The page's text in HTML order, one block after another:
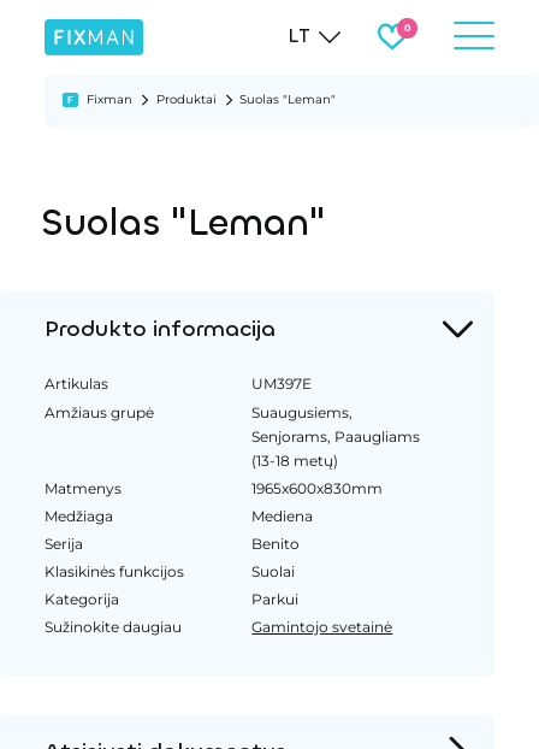
LT
Fixman Produktai Suolas "Leman"
Suolas "Leman"
Produkto informacija
Artikulas
UM397E
Amžiaus grupė
Suaugusiems,
Senjorams, Paaugliams
(13-18 metų)
Matmenys
1965x600x830mm
Medžiaga
Mediena
Serija
Benito
Klasikinės funkcijos
Suolai
Kategorija
Parkui
Sužinokite daugiau
Gamintojo svetainė